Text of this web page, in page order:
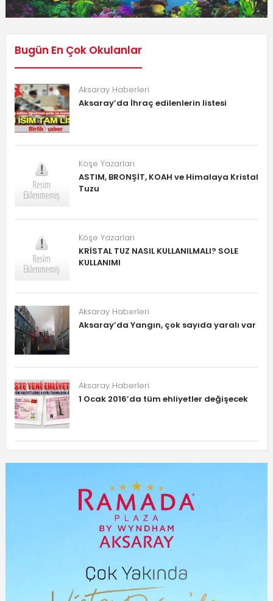
Bugün En Çok Okulanlar
Aksaray Haberleri
Aksaray’da İhraç edilenlerin listesi
Köşe Yazarları
ASTIM, BRONŞİT, KOAH ve Himalaya Kristal
Tuzu
Köşe Yazarları
KRİSTAL TUZ NASIL KULLANILMALI? SOLE
KULLANIMI
Aksaray Haberleri
Aksaray’da Yangın, çok sayıda yaralı var
Aksaray Haberleri
1 Ocak 2016’da tüm ehliyetler değişecek